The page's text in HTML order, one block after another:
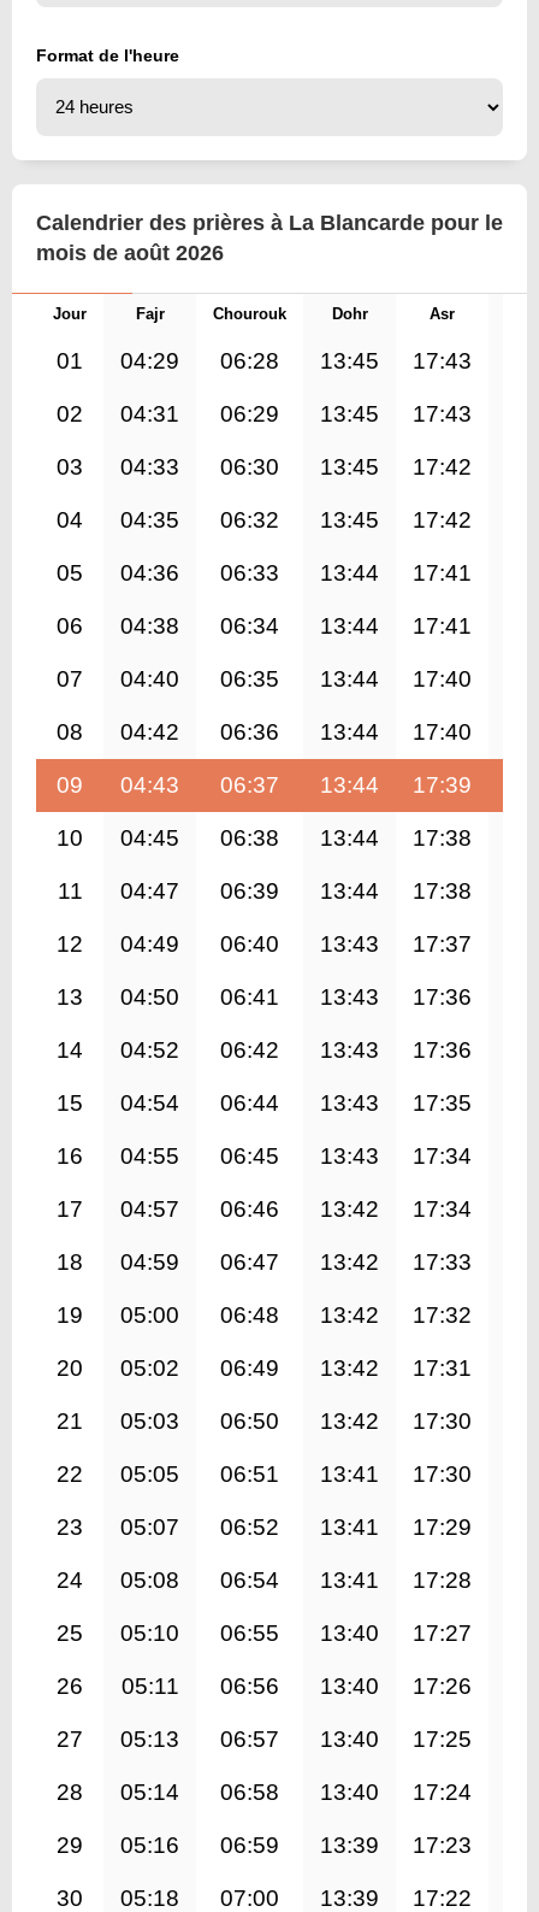
Format de l'heure
Calendrier des prières à La Blancarde pour le
mois de août 2026
Jour Fajr Chourouk Dohr Asr
01 04:29 06:28 13:45 17:43
02 04:31 06:29 13:45 17:43
03 04:33 06:30 13:45 17:42
04 04:35 06:32 13:45 17:42
05 04:36 06:33 13:44 17:41
06 04:38 06:34 13:44 17:41
07 04:40 06:35 13:44 17:40
08 04:42 06:36 13:44 17:40
09 04:43 06:37 13:44 17:39
10 04:45 06:38 13:44 17:38
11 04:47 06:39 13:44 17:38
12 04:49 06:40 13:43 17:37
13 04:50 06:41 13:43 17:36
14 04:52 06:42 13:43 17:36
15 04:54 06:44 13:43 17:35
16 04:55 06:45 13:43 17:34
17 04:57 06:46 13:42 17:34
18 04:59 06:47 13:42 17:33
19 05:00 06:48 13:42 17:32
20 05:02 06:49 13:42 17:31
21 05:03 06:50 13:42 17:30
22 05:05 06:51 13:41 17:30
23 05:07 06:52 13:41 17:29
24 05:08 06:54 13:41 17:28
25 05:10 06:55 13:40 17:27
26 05:11 06:56 13:40 17:26
27 05:13 06:57 13:40 17:25
28 05:14 06:58 13:40 17:24
29 05:16 06:59 13:39 17:23
30 05:18 07:00 13:39 17:22